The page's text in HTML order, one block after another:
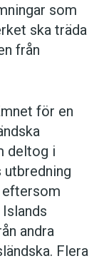
års Astrid
under en
Maja
från
som
Corner of
Lindgren
om
Naurusom
som
som
vårt språk
språk
, ’nauriskt
som
ska träda
från
för en
deltog i
utbredning
eftersom
andra
Flera